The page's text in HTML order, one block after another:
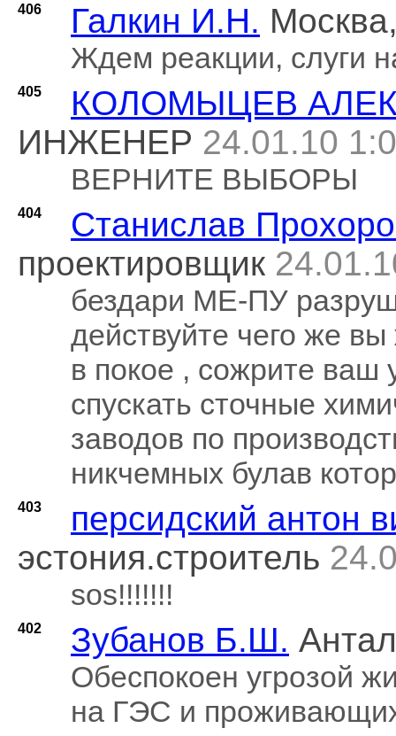
406 Галкин И.Н.
Ждем реакции, слуги
405
КОЛОМЫЦЕВ
ИНЖЕНЕР 24.01.10
ВЕРНИТЕ ВЫБОРЫ
404
Станислав
проектировщик
бездари МЕ-ПУ
действуйте чего же
в покое , сожрите ваш
спускать сточные
заводов по
никчемных булав
403
персидский антон
эстония.строитель
sos!!!!!!!
402 Зубанов Б.Ш.
Обеспокоен угрозой
на ГЭС и